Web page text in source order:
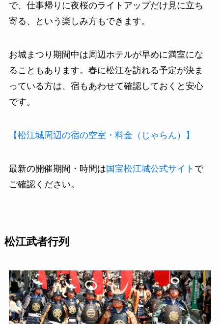
で、仕事帰りに夜桜のライトアップだけ見に立ち
寄る、という楽しみ方もできます。
お城まつり期間中は周辺ホテルが早めに満室にな
ることもあります。春に松江を訪れる予定が決ま
っている方は、宿もあわせて確認しておくと安心
です。
【松江城周辺の宿の空室・料金（じゃらん）】
最新の開催期間・時間は国宝松江城公式サイト で
ご確認ください。
松江武者行列